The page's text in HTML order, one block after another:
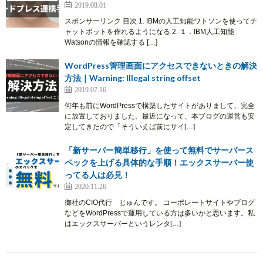
2019.08.01
スポンサーリンク 目次 1. IBMの人工知能ワトソンを使ってチ
ャットボットを作れるようになる 2. １．IBM人工知能
Watsonの情報を確認する […]
WordPress管理画面にアクセスできないときの解決
方法｜Warning: Illegal string offset
2019.07.16
何年も前にWordPressで構築したサイトがありまして、完全
に放置しておりました。最近になって、本ブログの運営も安
定してきたので「そういえば前にサイ[…]
「新サーバー簡単移行」を使って無料でサーバース
ペックを上げる具体的な手順！エックスサーバー使
ってる人は必見！
2020.11.26
御社のCIO代行 じゅんです。 コーポレートサイトやブログ
などをWordPressで運用している方は多いかと思います。私
はエックスサーバーというレンタ[…]